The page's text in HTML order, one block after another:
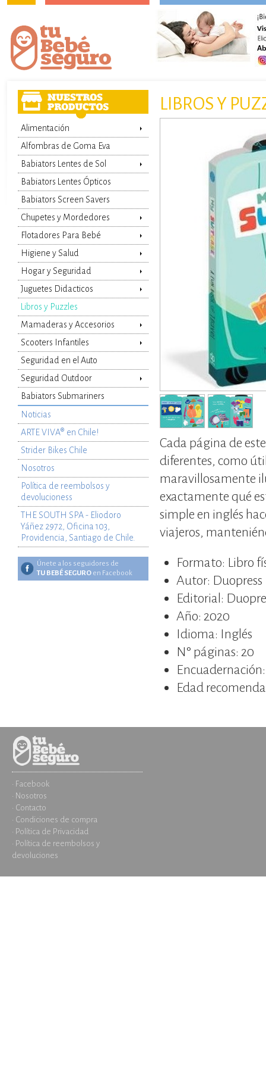
LIBROS Y
Agregar al carro
Cada página de
diferentes, como
maravillosamente
exactamente qué
simple en inglés
viajeros,
Formato: Libro
Autor: Duopress
Editorial:
Año: 2020
Idioma: Inglés
N° páginas: 20
Edad
Alimentación
Alfombras de Goma Eva
Babiators Lentes de Sol
Babiators Lentes Ópticos
Babiators Screen Savers
Chupetes y Mordedores
Flotadores Para Bebé
Higiene y Salud
Hogar y Seguridad
Juguetes Didacticos
Libros y Puzzles
Mamaderas y Accesorios
Scooters Infantiles
Seguridad en el Auto
Seguridad Outdoor
Babiators Submariners
Noticias
ARTE VIVA® en Chile!
Strider Bikes Chile
Nosotros
Política de reembolsos y
devolucioness
THE SOUTH SPA - Eliodoro
Yáñez 2972, Oficina 103,
Providencia, Santiago de Chile.
Únete a los seguidores de
TU BEBÉ SEGURO en Facebook
· Facebook
· Nosotros
· Contacto
· Condiciones de compra
· Política de Privacidad
· Política de reembolsos y
devoluciones